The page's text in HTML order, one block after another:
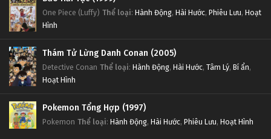
One Piece (Luffy) Thể loại: Hành Động, Hài Hước, Phiêu Lưu, Hoạt
Hình
Thám Tử Lừng Danh Conan (2005)
Detective Conan Thể loại: Hành Động, Hài Hước, Tâm Lý, Bí ẩn,
Hoạt Hình
Pokemon Tổng Hợp (1997)
Pokemon Thể loại: Hành Động, Hài Hước, Phiêu Lưu, Hoạt Hình